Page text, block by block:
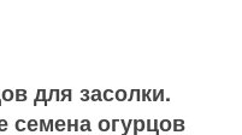
для засолки.
семена огурцов